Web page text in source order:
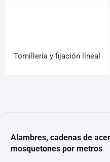
Tornillería y fijación lineal
Alambres, cadenas de
mosquetones por metros